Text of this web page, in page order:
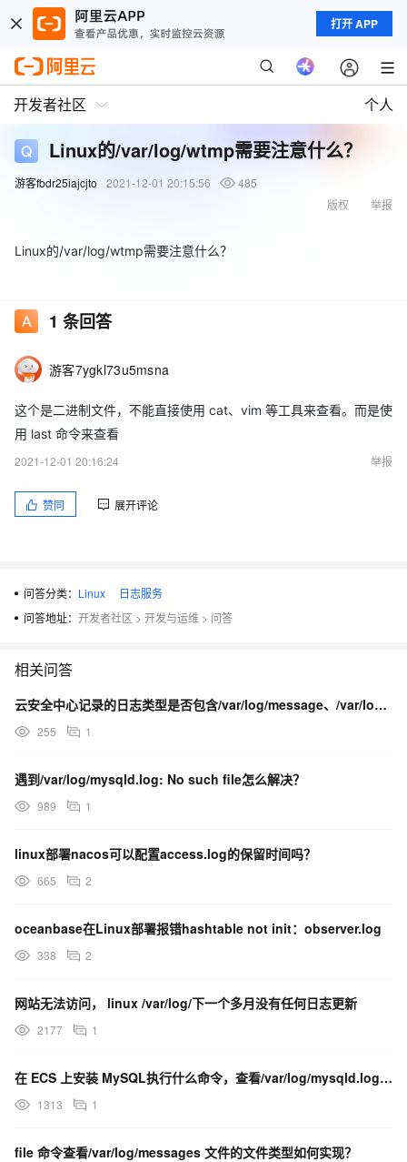
打开 APP
开发者社区 个人
Linux的/var/log/wtmp需要注意什么？
游客fbdr25iajcjto 2021-12-01 20:15:56
485
举报
版权
Linux的/var/log/wtmp需要注意什么？
1 条回答
游客7ygkl73u5msna
这个是二进制文件，不能直接使用 cat、vim 等工具来查看。而是使
用 last 命令来查看
2021-12-01 20:16:24
举报
赞同 展开评论
问答分类： Linux
日志服务
问答地址： 开发者社区 > 开发与运维 > 问答
相关问答
云安全中心记录的日志类型是否包含/var/log/message、/var/log/secur...
255 1
遇到/var/log/mysqld.log: No such file怎么解决？
989 1
linux部署nacos可以配置access.log的保留时间吗？
665 2
oceanbase在Linux部署报错hashtable not init：observer.log
338 2
网站无法访问， linux /var/log/下一个多月没有任何日志更新
2177 1
在 ECS 上安装 MySQL执行什么命令，查看/var/log/mysqld.log 文件，获取
1313 1
file 命令查看/var/log/messages 文件的文件类型如何实现？